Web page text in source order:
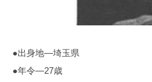
●出身地―埼玉県
●年令―27歳